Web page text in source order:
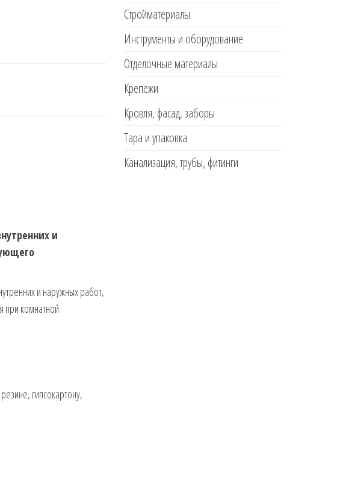
и
и наружных работ,
при комнатной
гипсокартону,
Стройматериалы
Инструменты и оборудование
Отделочные материалы
Крепежи
Кровля, фасад, заборы
Тара и упаковка
Канализация, трубы, фитинги